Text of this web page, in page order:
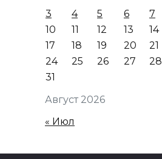
Август 2026
3
4 5 6 7
10
11 12 13 14
17
18 19 20 21
24
25 26 27 28
31
« Июл